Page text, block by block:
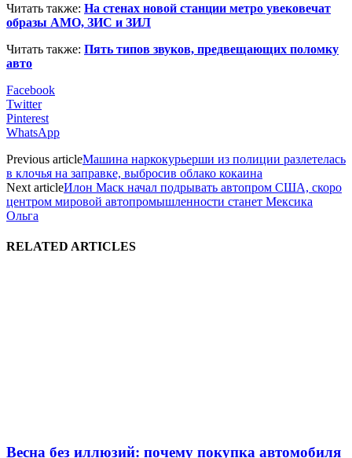
Читать также: На стенах новой станции метро увековечат
образы АМО, ЗИС и ЗИЛ
Читать также: Пять типов звуков, предвещающих поломку
авто
Facebook
Twitter
Pinterest
WhatsApp
Previous articleМашина наркокурьерши из полиции разлетелась
в клочья на заправке, выбросив облако кокаина
Next articleИлон Маск начал подрывать автопром США, скоро
центром мировой автопромышленности станет Мексика
Ольга
RELATED ARTICLES
Весна без иллюзий: почему покупка автомобиля